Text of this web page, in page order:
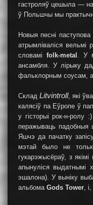
гастроляў цешыла —
ў Польшчы мы
Новыя песні
атрымліваліся
словамі folk-metal . У
ансамбля. У лірыку
фальклорным соусам,
СкладLitvintroll, які
калясіў па Еўропе ў
у гісторыі рок-н-
перажываць падобныя
Яшчэ да пачатку
мэтай было не
гукарэжысёраў, з
апынуліся выдатнымі
эшалона). У выніку
альбома Gods Tower,